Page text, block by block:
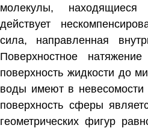
молекулы, находящиеся
действует
сила, направленная
Поверхностное
поверхность жидкости до
воды имеют в
поверхность сферы
геометрических фигур